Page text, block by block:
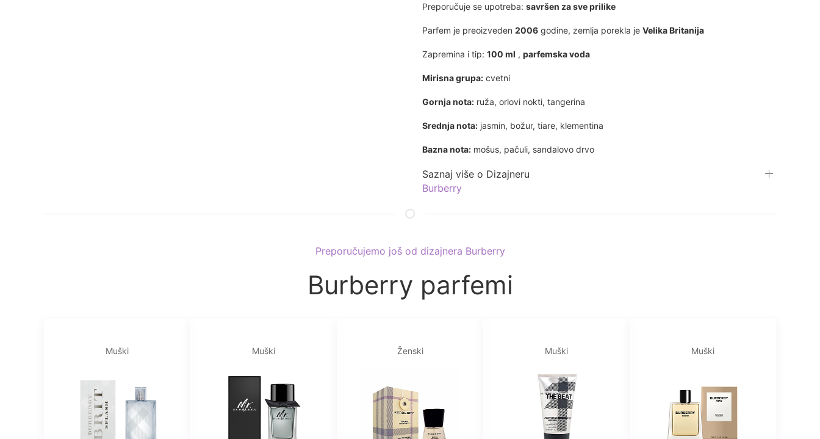
Preporučuje se upotreba: savršen za sve prilike
Parfem je preoizveden 2006 godine, zemlja porekla je Velika Britanija
Zapremina i tip: 100 ml , parfemska voda
Mirisna grupa: cvetni
Gornja nota: ruža, orlovi nokti, tangerina
Srednja nota: jasmin, božur, tiare, klementina
Bazna nota: mošus, pačuli, sandalovo drvo
Saznaj više o Dizajneru
Burberry
Preporučujemo još od dizajnera Burberry
Burberry parfemi
Muški Muški Ženski Muški Muški